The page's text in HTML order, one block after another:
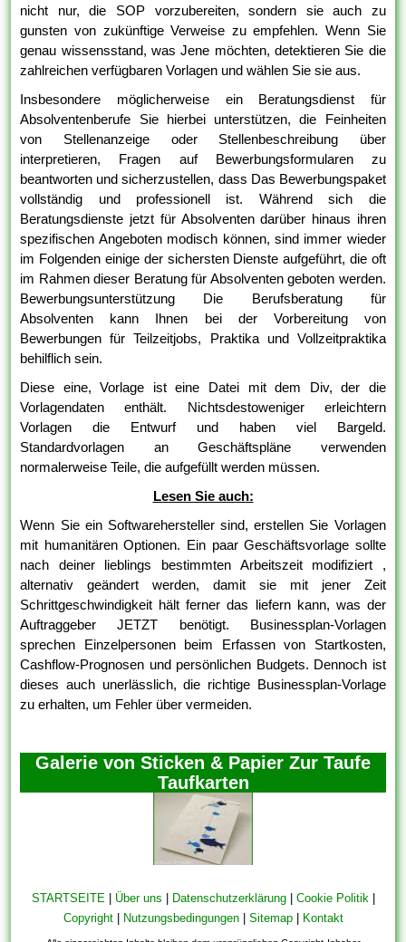
nicht nur, die SOP vorzubereiten, sondern sie auch zu
gunsten von zukünftige Verweise zu empfehlen. Wenn Sie
genau wissensstand, was Jene möchten, detektieren Sie die
zahlreichen verfügbaren Vorlagen und wählen Sie sie aus.
Insbesondere möglicherweise ein Beratungsdienst für
Absolventenberufe Sie hierbei unterstützen, die Feinheiten
von Stellenanzeige oder Stellenbeschreibung über
interpretieren, Fragen auf Bewerbungsformularen zu
beantworten und sicherzustellen, dass Das Bewerbungspaket
vollständig und professionell ist. Während sich die
Beratungsdienste jetzt für Absolventen darüber hinaus ihren
spezifischen Angeboten modisch können, sind immer wieder
im Folgenden einige der sichersten Dienste aufgeführt, die oft
im Rahmen dieser Beratung für Absolventen geboten werden.
Bewerbungsunterstützung Die Berufsberatung für
Absolventen kann Ihnen bei der Vorbereitung von
Bewerbungen für Teilzeitjobs, Praktika und Vollzeitpraktika
behilflich sein.
Diese eine, Vorlage ist eine Datei mit dem Div, der die
Vorlagendaten enthält. Nichtsdestoweniger erleichtern
Vorlagen die Entwurf und haben viel Bargeld.
Standardvorlagen an Geschäftspläne verwenden
normalerweise Teile, die aufgefüllt werden müssen.
Lesen Sie auch:
Wenn Sie ein Softwarehersteller sind, erstellen Sie Vorlagen
mit humanitären Optionen. Ein paar Geschäftsvorlage sollte
nach deiner lieblings bestimmten Arbeitszeit modifiziert ,
alternativ geändert werden, damit sie mit jener Zeit
Schrittgeschwindigkeit hält ferner das liefern kann, was der
Auftraggeber JETZT benötigt. Businessplan-Vorlagen
sprechen Einzelpersonen beim Erfassen von Startkosten,
Cashflow-Prognosen und persönlichen Budgets. Dennoch ist
dieses auch unerlässlich, die richtige Businessplan-Vorlage
zu erhalten, um Fehler über vermeiden.
Galerie von Sticken & Papier Zur Taufe
Taufkarten
STARTSEITE| Über uns Datenschutzerklärung| Cookie Politik|
Copyright| Nutzungsbedingungen| Sitemap| Kontakt